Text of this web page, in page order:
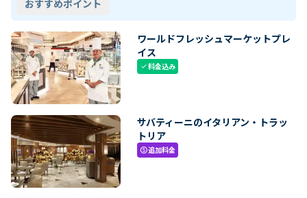
おすすめポイント
ワールドフレッシュマーケットプレ
イス
check料金込み
サバティーニのイタリアン・トラッ
トリア
paid追加料金